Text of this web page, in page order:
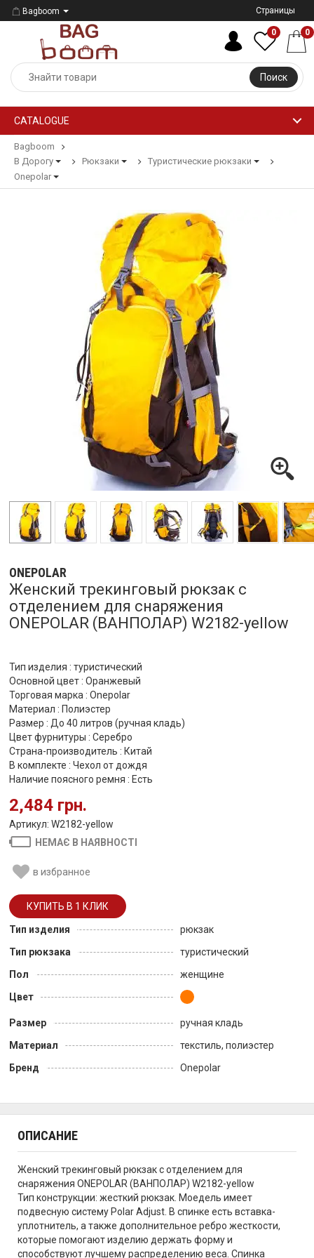
Bagboom Страницы
Поиск
0 0
CATALOGUE
Bagboom
В Дорогу
Рюкзаки
Туристические рюкзаки
Onepolar
ONEPOLAR
Женский трекинговый рюкзак с
отделением для снаряжения
ONEPOLAR (ВАНПОЛАР) W2182-yellow
Тип изделия : туристический
Основной цвет : Оранжевый
Торговая марка : Onepolar
Материал : Полиэстер
Размер : До 40 литров (ручная кладь)
Цвет фурнитуры : Серебро
Страна-производитель : Китай
В комплекте : Чехол от дождя
Наличие поясного ремня : Есть
2,484 грн.
Артикул: W2182-yellow
НЕМАЄ В НАЯВНОСТІ
в избранное
Тип изделия
рюкзак
Тип рюкзака
туристический
Пол
женщине
Цвет
Размер
ручная кладь
Материал
текстиль, полиэстер
Бренд
Onepolar
ОПИСАНИЕ
Женский трекинговый рюкзак с отделением для
снаряжения ONEPOLAR (ВАНПОЛАР) W2182-yellow
Тип конструкции: жесткий рюкзак. Моедель имеет
подвесную систему Polar Adjust. В спинке есть вставка-
уплотнитель, а также дополнительное ребро жесткости,
которые помогают изделию держать форму и
способствуют лучшему распределению веса. Спинка